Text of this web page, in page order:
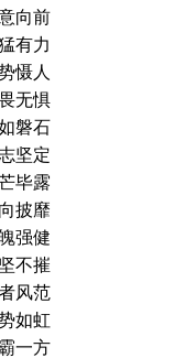
向前
有力
慑人
无惧
磐石
坚定
毕露
披靡
强健
不摧
风范
如虹
一方